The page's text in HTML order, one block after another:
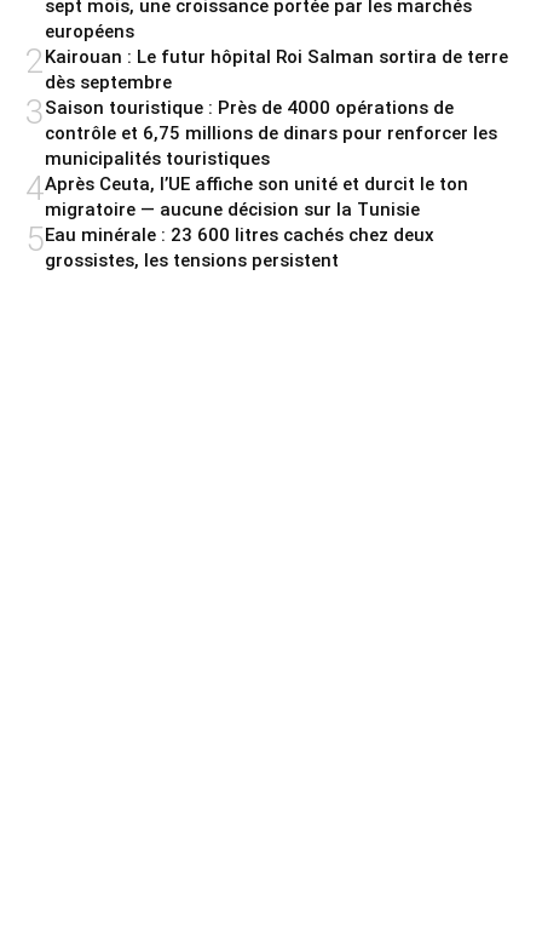
sept mois, une croissance portée par les marchés
européens
2Kairouan : Le futur hôpital Roi Salman sortira de terre
dès septembre
3Saison touristique : Près de 4000 opérations de
contrôle et 6,75 millions de dinars pour renforcer les
municipalités touristiques
4Après Ceuta, l’UE affiche son unité et durcit le ton
migratoire — aucune décision sur la Tunisie
5Eau minérale : 23 600 litres cachés chez deux
grossistes, les tensions persistent